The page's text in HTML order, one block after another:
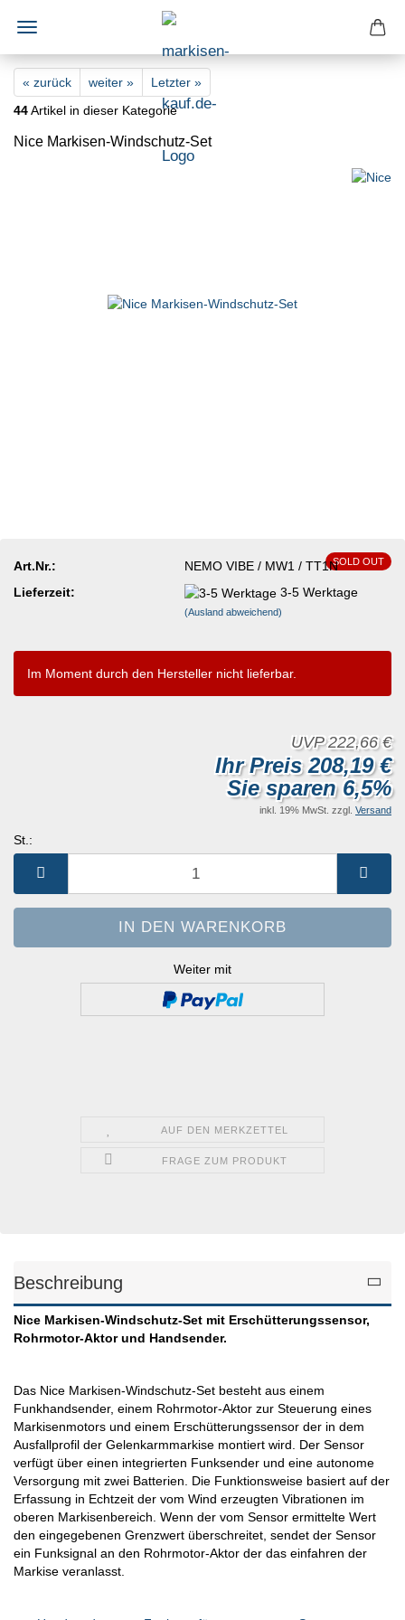
« zurück weiter »
Letzter »
44Artikel in dieser Kategorie
Nice Markisen-Windschutz-Set
SOLD OUT
Art.Nr.:
NEMO VIBE / MW1 / TT1N
Lieferzeit:
3-5 Werktage
(Ausland abweichend)
Im Moment durch den Hersteller nicht lieferbar.
UVP 222,66 €
Ihr Preis 208,19 €
Sie sparen 6,5%
inkl. 19% MwSt. zzgl. Versand
St.:
Weiter mit
AUF DEN MERKZETTEL
FRAGE ZUM PRODUKT
Beschreibung
Nice Markisen-Windschutz-Set mit Erschütterungssensor,
Rohrmotor-Aktor und Handsender.
Das Nice Markisen-Windschutz-Set besteht aus einem
Funkhandsender, einem Rohrmotor-Aktor zur Steuerung eines
Markisenmotors und einem Erschütterungssensor der in dem
Ausfallprofil der Gelenkarmmarkise montiert wird. Der Sensor
verfügt über einen integrierten Funksender und eine autonome
Versorgung mit zwei Batterien. Die Funktionsweise basiert auf der
Erfassung in Echtzeit der vom Wind erzeugten Vibrationen im
oberen Markisenbereich. Wenn der vom Sensor ermittelte Wert
den eingegebenen Grenzwert überschreitet, sendet der Sensor
ein Funksignal an den Rohrmotor-Aktor der das einfahren der
Markise veranlasst.